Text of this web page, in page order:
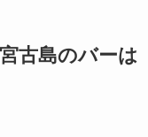
古島のバーは